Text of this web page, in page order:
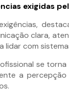
exigidas
clara,
lidar com
se torna
a